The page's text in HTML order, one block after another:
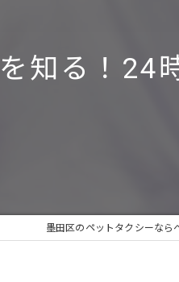
知る！24
墨田区のペットタクシーなら